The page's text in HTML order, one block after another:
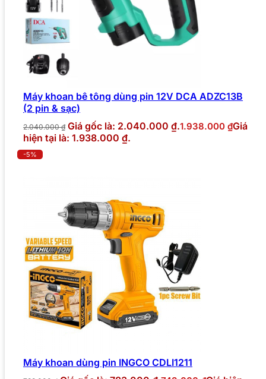
Máy khoan bê tông dùng pin 12V DCA ADZC13B
(2 pin & sạc)
2.040.000₫ Giá gốc là: 2.040.000 ₫.1.938.000 ₫Giá
hiện tại là: 1.938.000 ₫.
-5%
Máy khoan dùng pin INGCO CDLI1211